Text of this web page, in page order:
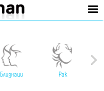
Близнаци Рак